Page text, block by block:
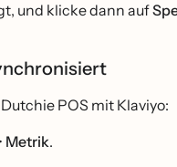
und klicke dann auf
POS mit Klaviyo:
Metrik.